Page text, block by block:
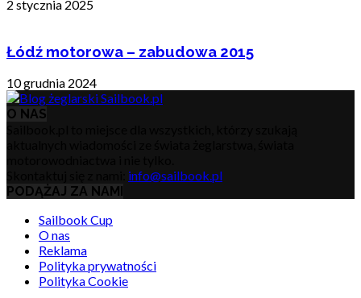
2 stycznia 2025
Łódź motorowa – zabudowa 2015
10 grudnia 2024
O NAS
info@sailbook.pl
PODĄŻAJ ZA NAMI
Sailbook Cup
O nas
Reklama
Polityka prywatności
Polityka Cookie